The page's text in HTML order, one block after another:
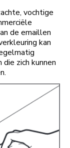
vochtige
de emaillen
kan
zich kunnen